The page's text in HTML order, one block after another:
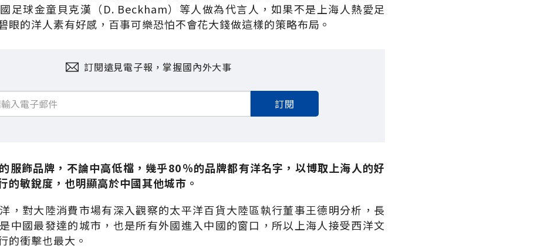
足球金童貝克漢（D. Beckham）等人做為代言人，如果不是上海人熱愛足
眼的洋人素有好感，百事可樂恐怕不會花大錢做這樣的策略布局。
訂閱遠見電子報，掌握國內外大事
訂閱
服飾品牌，不論中高低檔，幾乎80％的品牌都有洋名字，以博取上海人的好
的敏銳度，也明顯高於中國其他城市。
，對大陸消費市場有深入觀察的太平洋百貨大陸區執行董事王德明分析，長
中國最發達的城市，也是所有外國進入中國的窗口，所以上海人接受西洋文
的衝擊也最大。